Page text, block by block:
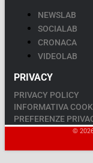
NEWSLAB
SOCIALAB
CRONACA
VIDEOLAB
PRIVACY
PRIVACY POLICY
INFORMATIVA
PREFERENZE
©